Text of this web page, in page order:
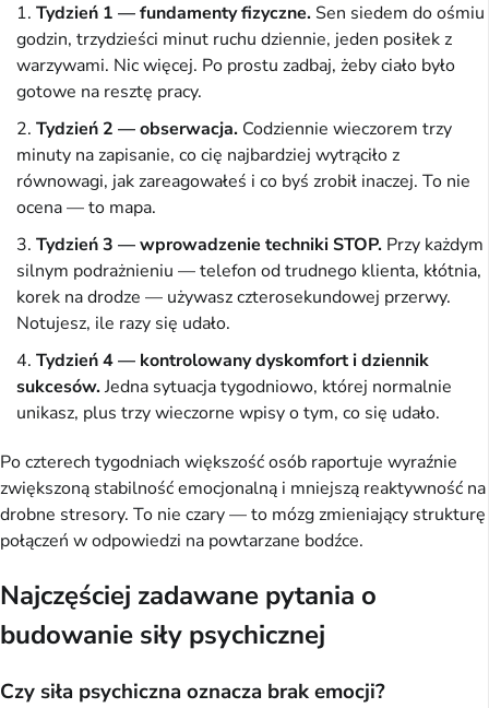
Tydzień 1 — fundamenty fizyczne. Sen siedem do ośmiu
godzin, trzydzieści minut ruchu dziennie, jeden posiłek z
warzywami. Nic więcej. Po prostu zadbaj, żeby ciało było
gotowe na resztę pracy.
Tydzień 2 — obserwacja. Codziennie wieczorem trzy
minuty na zapisanie, co cię najbardziej wytrąciło z
równowagi, jak zareagowałeś i co byś zrobił inaczej. To nie
ocena — to mapa.
Tydzień 3 — wprowadzenie techniki STOP. Przy każdym
silnym podrażnieniu — telefon od trudnego klienta, kłótnia,
korek na drodze — używasz czterosekundowej przerwy.
Notujesz, ile razy się udało.
Tydzień 4 — kontrolowany dyskomfort i dziennik
sukcesów.Jedna sytuacja tygodniowo, której normalnie
unikasz, plus trzy wieczorne wpisy o tym, co się udało.
Po czterech tygodniach większość osób raportuje wyraźnie
zwiększoną stabilność emocjonalną i mniejszą reaktywność na
drobne stresory. To nie czary — to mózg zmieniający strukturę
połączeń w odpowiedzi na powtarzane bodźce.
Najczęściej zadawane pytania o
budowanie siły psychicznej
Czy siła psychiczna oznacza brak emocji?